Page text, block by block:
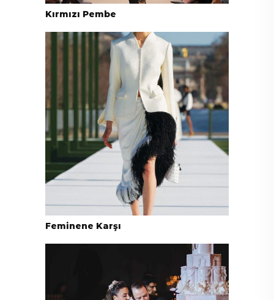
Kırmızı Pembe
Feminene Karşı